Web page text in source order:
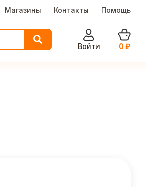
Магазины Контакты Помощь
Войти
0 ₽